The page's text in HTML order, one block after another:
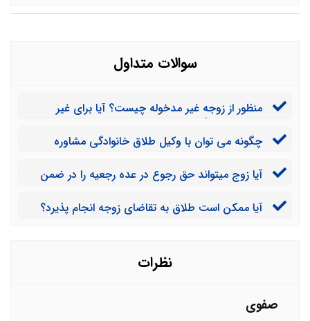
سوالات متداول
منظور از زوجه غیر مدخوله چیست؟ آیا برای غیر
چگونه می توان با وکیل طلاق خانوادگی مشاوره
آیا زوج میتواند حق رجوع در عده رجعیه را در ضمن
آیا ممکن است طلاق به تقاضای زوجه انجام پذیرد؟
نظرات
صفوی